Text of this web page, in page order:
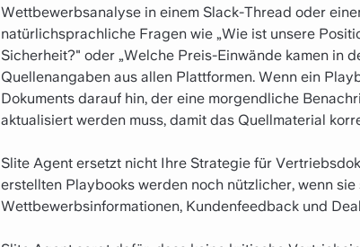
Wettbewerbsanalyse in einem Slack-Thread oder
natürlichsprachliche Fragen wie „Wie ist unsere
Sicherheit?" oder „Welche Preis-Einwände kamen in
Quellenangaben aus allen Plattformen. Wenn ein
Dokuments darauf hin, der eine morgendliche
aktualisiert werden muss, damit das Quellmaterial
Slite Agent ersetzt nicht Ihre Strategie für
erstellten Playbooks werden noch nützlicher, wenn
Wettbewerbsinformationen, Kundenfeedback und